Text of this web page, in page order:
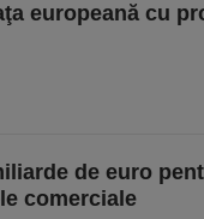
europeană cu
de euro
comerciale